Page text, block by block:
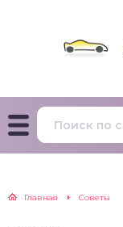
Главная Советы